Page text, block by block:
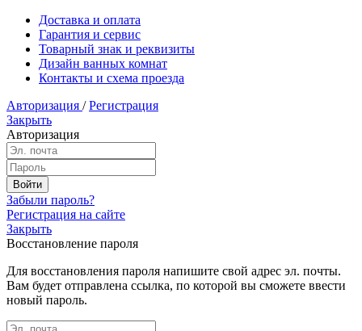
Доставка и оплата
Гарантия и сервис
Товарный знак и реквизиты
Дизайн ванных комнат
Контакты и схема проезда
Авторизация / Регистрация
Закрыть
Авторизация
Забыли пароль?
Регистрация на сайте
Закрыть
Восстановление пароля
Для восстановления пароля напишите свой адрес эл. почты.
Вам будет отправлена ссылка, по которой вы сможете ввести
новый пароль.